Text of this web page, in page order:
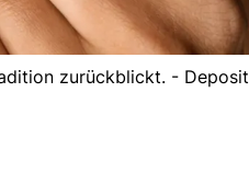
zurückblickt. -